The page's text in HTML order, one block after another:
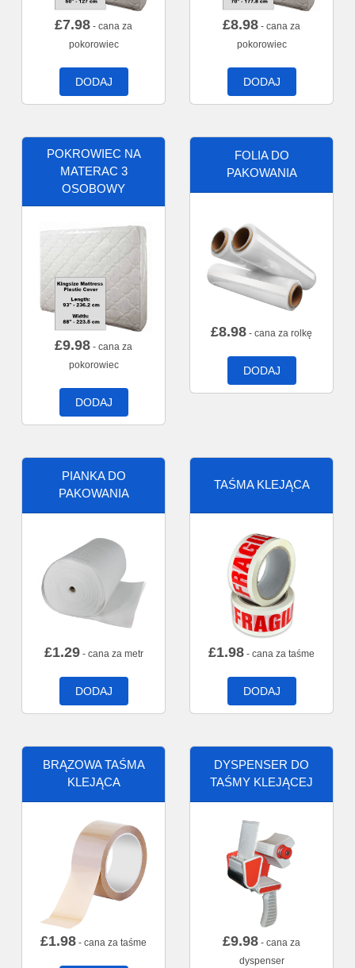
£7.98 - cana za
pokorowiec
DODAJ
£8.98 - cana za
pokorowiec
DODAJ
POKROWIEC NA
MATERAC 3
OSOBOWY
£9.98 - cana za
pokorowiec
DODAJ
FOLIA DO
PAKOWANIA
£8.98 - cana za rolkę
DODAJ
PIANKA DO
PAKOWANIA
£1.29- cana za metr
DODAJ
TAŚMA KLEJĄCA
£1.98 - cana za taśme
DODAJ
BRĄZOWA TAŚMA
KLEJĄCA
£1.98 - cana za taśme
DYSPENSER DO
TAŚMY KLEJĄCEJ
£9.98 - cana za
dyspenser